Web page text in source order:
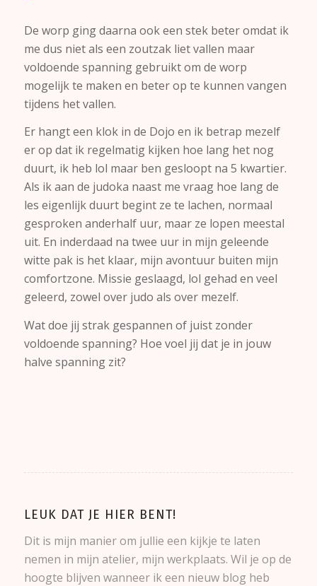
De worp ging daarna ook een stek beter omdat ik
me dus niet als een zoutzak liet vallen maar
voldoende spanning gebruikt om de worp
mogelijk te maken en beter op te kunnen vangen
tijdens het vallen.
Er hangt een klok in de Dojo en ik betrap mezelf
er op dat ik regelmatig kijken hoe lang het nog
duurt, ik heb lol maar ben gesloopt na 5 kwartier.
Als ik aan de judoka naast me vraag hoe lang de
les eigenlijk duurt begint ze te lachen, normaal
gesproken anderhalf uur, maar ze lopen meestal
uit. En inderdaad na twee uur in mijn geleende
witte pak is het klaar, mijn avontuur buiten mijn
comfortzone. Missie geslaagd, lol gehad en veel
geleerd, zowel over judo als over mezelf.
Wat doe jij strak gespannen of juist zonder
voldoende spanning? Hoe voel jij dat je in jouw
halve spanning zit?
LEUK DAT JE HIER BENT!
Dit is mijn manier om jullie een kijkje te laten
nemen in mijn atelier, mijn werkplaats. Wil je op de
hoogte blijven wanneer ik een nieuw blog heb